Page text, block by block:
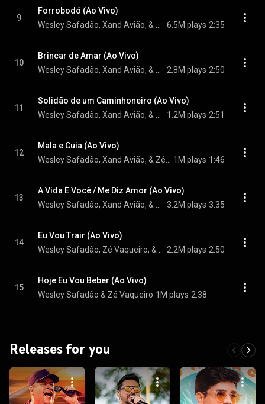
9
Forrobodó (Ao Vivo)
6.5M plays 2:35
10
Brincar de Amar (Ao Vivo)
2.8M plays 2:50
11
Solidão de um Caminhoneiro (Ao Vivo)
1.2M plays 2:51
12
Mala e Cuia (Ao Vivo)
1M plays 1:46
13
A Vida É Você / Me Diz Amor (Ao Vivo)
3.2M plays 3:35
14
Eu Vou Trair (Ao Vivo)
2.2M plays 2:50
15
Hoje Eu Vou Beber (Ao Vivo)
Wesley Safadão & Zé Vaqueiro 1M plays 2:38
Releases for you